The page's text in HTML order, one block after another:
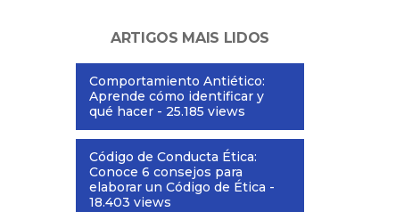
ARTIGOS MAIS LIDOS
Comportamiento Antiético:
Aprende cómo identificar y
qué hacer - 25.185 views
Código de Conducta Ética:
Conoce 6 consejos para
elaborar un Código de Ética -
18.403 views